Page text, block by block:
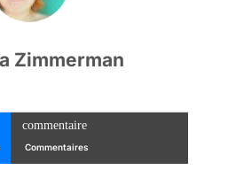
Zimmerman
commentaire
Commentaires